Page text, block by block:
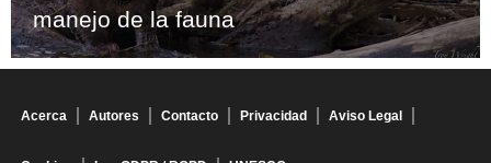
manejo de la fauna
Acerca Autores Contacto Privacidad Aviso Legal